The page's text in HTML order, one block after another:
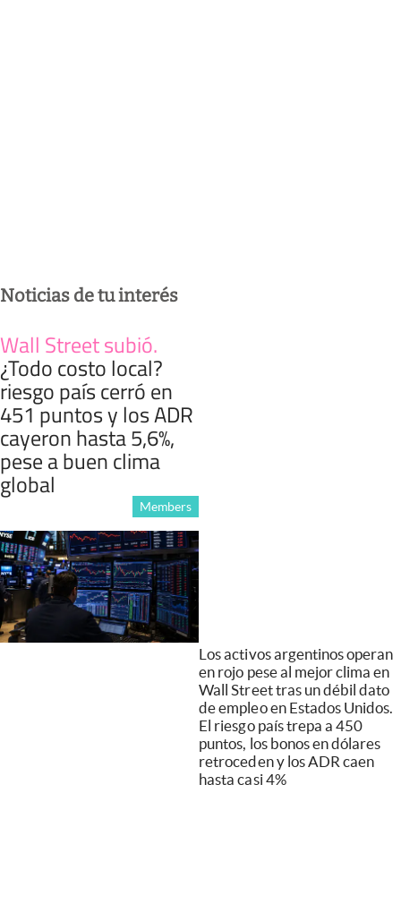
Noticias de tu interés
Wall Street subió.
¿Todo costo local?
riesgo país cerró en
451 puntos y los ADR
cayeron hasta 5,6%,
pese a buen clima
global
Members
Los activos argentinos operan
en rojo pese al mejor clima en
Wall Street tras un débil dato
de empleo en Estados Unidos.
El riesgo país trepa a 450
puntos, los bonos en dólares
retroceden y los ADR caen
hasta casi 4%